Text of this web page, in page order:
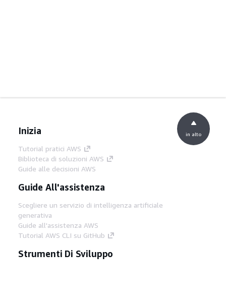
Inizia
Tutorial pratici AWS
Biblioteca di soluzioni AWS
Guide alle decisioni AWS
Guide All'assistenza
Scegliere un servizio di intelligenza artificiale
generativa
Guide all'assistenza AWS
Tutorial AWS CLI su GitHub
Strumenti Di Sviluppo
in alto